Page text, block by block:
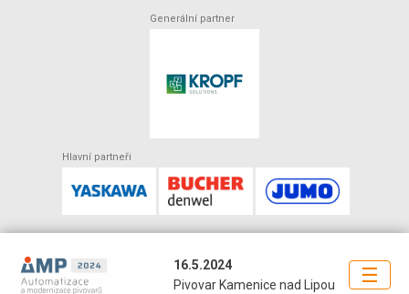
Generální partner
Hlavní partneři
16.5.2024
Pivovar Kamenice nad Lipou
☰